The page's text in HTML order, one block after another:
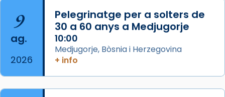
📸 J. Merino
Photo
View on Facebook ·
de Barcelona.
9
ag.
2026
Pelegrinatge per a solters de
30 a 60 anys a Medjugorje
10:00
Medjugorje, Bòsnia i Herzegovina
+ info